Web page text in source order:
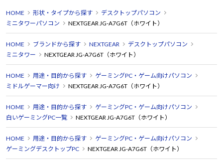
HOME 形状・タイプから探す
デスクトップパソコン
ミニタワーパソコン
NEXTGEAR JG-A7G6T（ホワイト）
HOME ブランドから探す NEXTGEAR
デスクトップパソコン
ミニタワー
NEXTGEAR JG-A7G6T（ホワイト）
HOME 用途・目的から探す
ゲーミングPC・ゲーム向けパソコン
ミドルゲーマー向け
NEXTGEAR JG-A7G6T（ホワイト）
HOME 用途・目的から探す
ゲーミングPC・ゲーム向けパソコン
白いゲーミングPC一覧
NEXTGEAR JG-A7G6T（ホワイト）
HOME 用途・目的から探す
ゲーミングPC・ゲーム向けパソコン
ゲーミングデスクトップPC
NEXTGEAR JG-A7G6T（ホワイト）